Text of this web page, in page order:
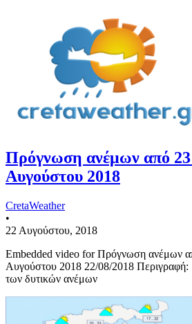
Πρόγνωση ανέμων από 23
Αυγούστου 2018
CretaWeather
•
22 Αυγούστου, 2018
Embedded video for Πρόγνωση ανέμων
Αυγούστου 2018 22/08/2018
των δυτικών ανέμων